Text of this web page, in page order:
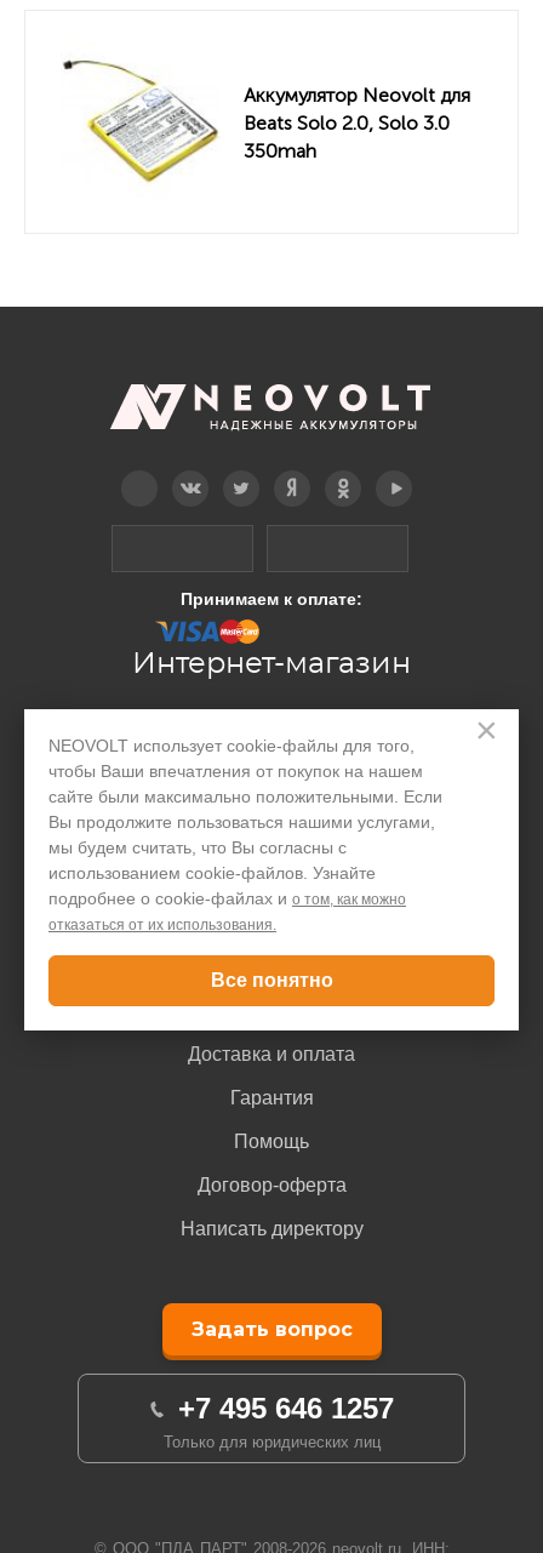
×
NEOVOLT использует cookie-файлы для того,
чтобы Ваши впечатления от покупок на нашем
сайте были максимально положительными. Если
Вы продолжите пользоваться нашими услугами,
мы будем считать, что Вы согласны с
использованием cookie-файлов. Узнайте
подробнее о cookie-файлах и о том, как можно
отказаться от их использования.
Все понятно
Аккумулятор Neovolt для
Beats Solo 2.0, Solo 3.0
350mah
Принимаем к оплате:
Интернет-магазин
Производство
Организациям
Акции и скидки
Блог
Контакты
Покупателю
Доставка и оплата
Гарантия
Помощь
Договор-оферта
Написать директору
Задать вопрос
+7 495 646 1257
Только для юридических лиц
© ООО "ПДА ПАРТ" 2008-2026neovolt.ru, ИНН: